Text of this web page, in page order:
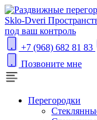
Sklo-Dveri
под ваш контроль
+7 (968) 682 81 83
Позвоните мне
Перегородки